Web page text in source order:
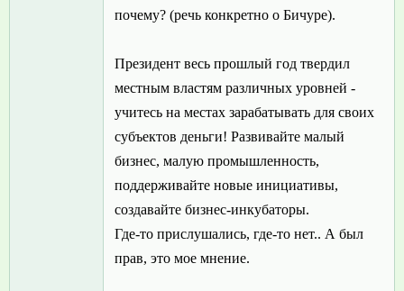
почему? (речь конкретно о Бичуре).
Президент весь прошлый год твердил
местным властям различных уровней -
учитесь на местах зарабатывать для своих
субъектов деньги! Развивайте малый
бизнес, малую промышленность,
поддерживайте новые инициативы,
создавайте бизнес-инкубаторы.
Где-то прислушались, где-то нет.. А был
прав, это мое мнение.